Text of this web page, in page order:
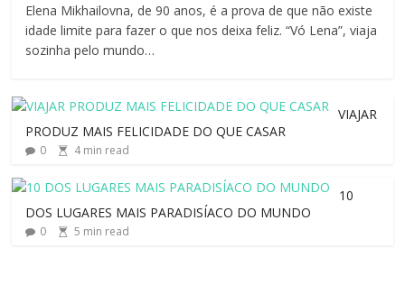
Elena Mikhailovna, de 90 anos, é a prova de que não existe
idade limite para fazer o que nos deixa feliz. “Vó Lena”, viaja
sozinha pelo mundo…
VIAJAR
PRODUZ MAIS FELICIDADE DO QUE CASAR
0 4min read
10
DOS LUGARES MAIS PARADISÍACO DO MUNDO
0 5 min read